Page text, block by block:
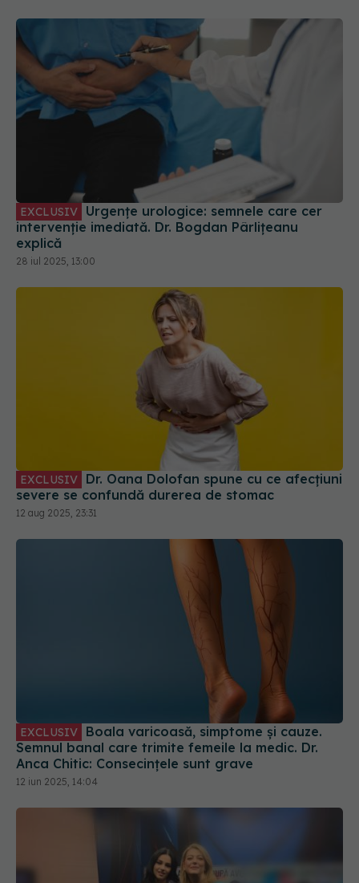
EXCLUSIV
intervenție imediată. Dr. Bogdan Pârlițeanu
explică
28 iul 2025, 13:00
EXCLUSIV
severe se confundă durerea de stomac
12 aug 2025, 23:31
EXCLUSIV
Semnul banal care trimite femeile la medic. Dr.
Anca Chitic: Consecințele sunt grave
12 iun 2025, 14:04